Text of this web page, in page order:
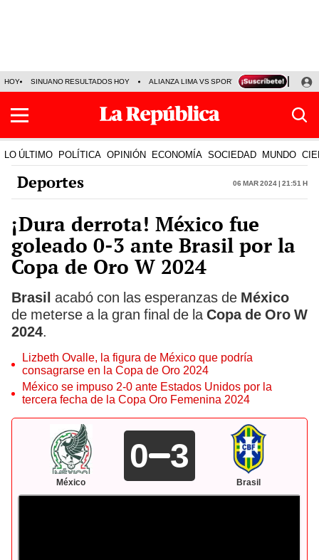
HOY SINUANO RESULTADOS HOY ALIANZA LIMA VS SPORT BOYS JORGE
LO ÚLTIMO POLÍTICA OPINIÓN ECONOMÍA SOCIEDAD MUNDO
Deportes 06 Mar 2024 | 21:51 h
¡Dura derrota! México fue
goleado 0-3 ante Brasil por la
Copa de Oro W 2024
Brasil acabó con las esperanzas de México
de meterse a la gran final de la Copa de Oro W
2024.
Lizbeth Ovalle, la figura de México que podría
consagrarse en la Copa de Oro 2024
México se impuso 2-0 ante Estados Unidos por la
tercera fecha de la Copa Oro Femenina 2024
México
0 3
Brasil